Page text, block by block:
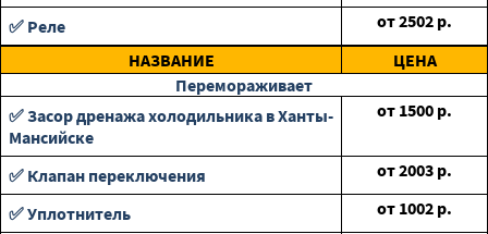
✅ Реле
от2502 р.
НАЗВАНИЕ
ЦЕНА
Перемораживает
✅ Засор дренажа холодильника в Ханты-
Мансийске
от 1500 р.
✅ Клапан переключения от2003 р.
✅ Уплотнитель
от 1002 р.